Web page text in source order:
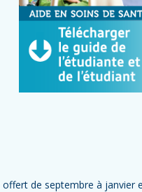
de septembre à janvier